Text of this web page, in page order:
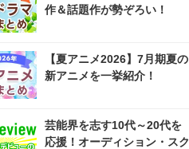
作＆話題作が勢ぞろい！
【夏アニメ2026】7月期夏の
新アニメを一挙紹介！
芸能界を志す10代～20代を
応援！オーディション・スク